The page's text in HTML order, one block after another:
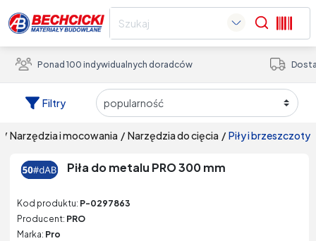
Ponad 100 indywidualnych doradców
Search
Filtry
piły i brzeszczoty
/
narzędzia do cięcia
/
narzędzia i mocowania
/
Piła do metalu PRO 300 mm
Kod produktu: P-0297863
Producent: PRO
Marka: Pro